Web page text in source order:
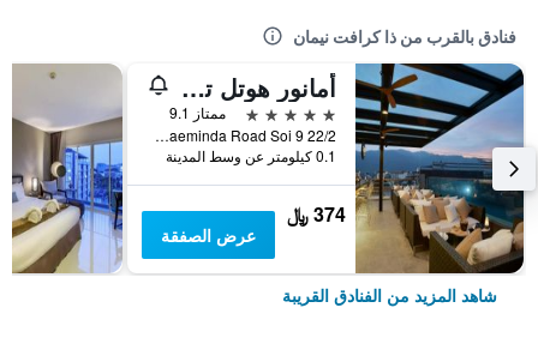
فنادق بالقرب من ذا كرافت نيمان
أمانور هوتل تشيانغ ماي
5 نجوم
ممتاز 9.1
22/2 Nimmana Haeminda Road Soi 9, شيانج ماي, تايلاند
0.1 كيلومتر عن وسط المدينة
374 ﷼
عرض الصفقة
شاهد المزيد من الفنادق القريبة